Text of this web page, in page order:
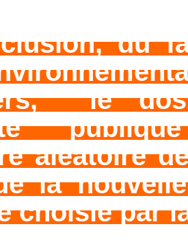
du
le
aléatoire
la
choisie par